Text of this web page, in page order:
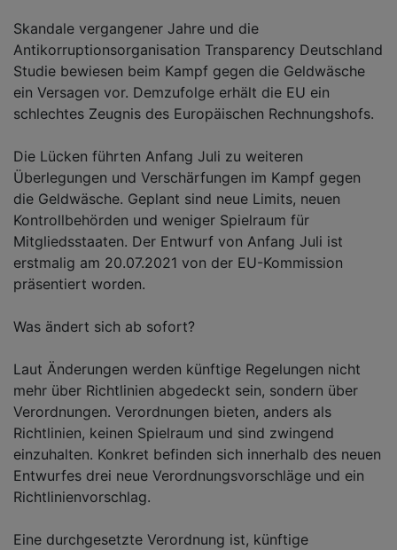
Skandale vergangener Jahre und die
Antikorruptionsorganisation Transparency Deutschland
Studie bewiesen beim Kampf gegen die Geldwäsche
ein Versagen vor. Demzufolge erhält die EU ein
schlechtes Zeugnis des Europäischen Rechnungshofs.
Die Lücken führten Anfang Juli zu weiteren
Überlegungen und Verschärfungen im Kampf gegen
die Geldwäsche. Geplant sind neue Limits, neuen
Kontrollbehörden und weniger Spielraum für
Mitgliedsstaaten. Der Entwurf von Anfang Juli ist
erstmalig am 20.07.2021 von der EU-Kommission
präsentiert worden.
Was ändert sich ab sofort?
Laut Änderungen werden künftige Regelungen nicht
mehr über Richtlinien abgedeckt sein, sondern über
Verordnungen. Verordnungen bieten, anders als
Richtlinien, keinen Spielraum und sind zwingend
einzuhalten. Konkret befinden sich innerhalb des neuen
Entwurfes drei neue Verordnungsvorschläge und ein
Richtlinienvorschlag.
Eine durchgesetzte Verordnung ist, künftige